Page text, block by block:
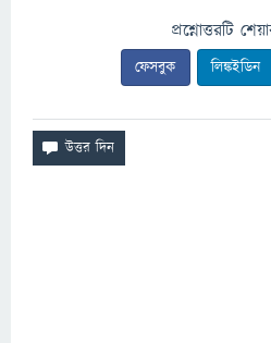
প্রশ্নোত্তরটি
ফেসবুক লিঙ্কইডিন